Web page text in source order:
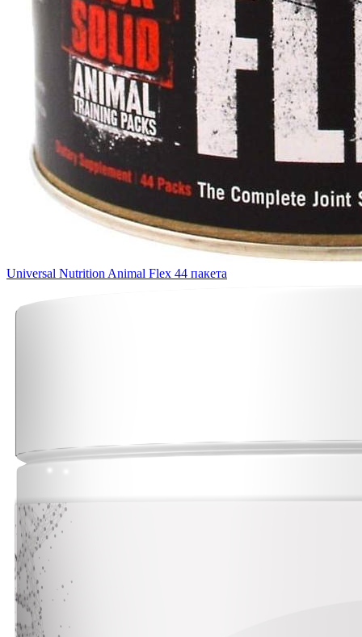
Universal Nutrition Animal Flex 44 пакета